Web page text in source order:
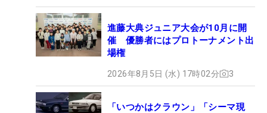
進藤大典ジュニア大会が10月に開
催 優勝者にはプロトーナメント出
場権
2026年8月5日 (水) 17時02分 3
「いつかはクラウン」「シーマ現